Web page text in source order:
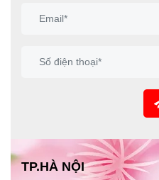
TP.HÀ NỘI